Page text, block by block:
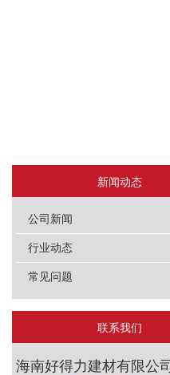
新闻动态
公司新闻
行业动态
常见问题
联系我们
海南好得力建材有限公司